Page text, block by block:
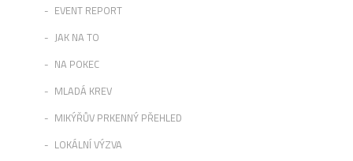
EVENT REPORT
JAK NA TO
NA POKEC
MLADÁ KREV
MIKÝŘŮV PRKENNÝ PŘEHLED
LOKÁLNÍ VÝZVA